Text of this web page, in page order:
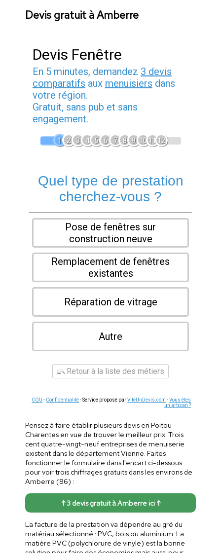
Devis gratuit à Amberre
Devis Fenêtre
En 5 minutes, demandez 3 devis
comparatifs aux menuisiers dans
votre région.
Gratuit, sans pub et sans
engagement.
1 2 3 4 5 6 7 8 9 1011 12
Quel type de prestation
cherchez-vous ?
Pose de fenêtres sur
construction neuve
Remplacement de fenêtres
existantes
Réparation de vitrage
Autre
Retour à la liste des métiers
CGU - Confidentialité- Service proposé parViteUnDevis.com -Vous êtes
un artisan ?
Pensez à faire établir plusieurs devis en Poitou
Charentes en vue de trouver le meilleur prix. Trois
cent quatre-vingt-neuf entreprises de menuiserie
existent dans le département Vienne. Faites
fonctionner le formulaire dans l'encart ci-dessous
pour voir trois chiffrages gratuits dans les environs de
Amberre (86) :
↑ 3 devis gratuit à Amberre ici ↑
La facture de la prestation va dépendre au gré du
matériau sélectionné : PVC, bois ou aluminium. La
matière PVC (polychlorure de vinyle) est la bonne